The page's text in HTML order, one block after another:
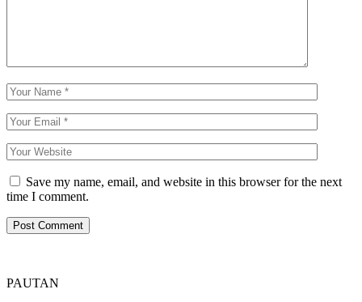
Save my name, email, and website in this browser for the next
time I comment.
PAUTAN